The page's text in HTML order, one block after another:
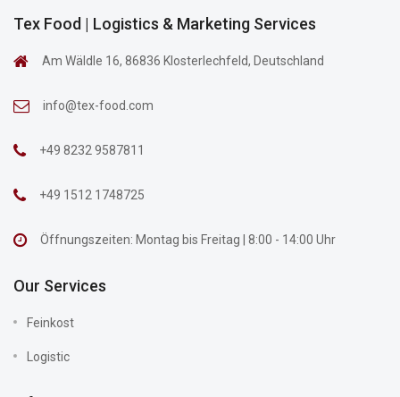
Tex Food | Logistics & Marketing Services
Am Wäldle 16, 86836 Klosterlechfeld, Deutschland
info@tex-food.com
+49 8232 9587811
+49 1512 1748725
Öffnungszeiten: Montag bis Freitag | 8:00 - 14:00 Uhr
Our Services
Feinkost
Logistic